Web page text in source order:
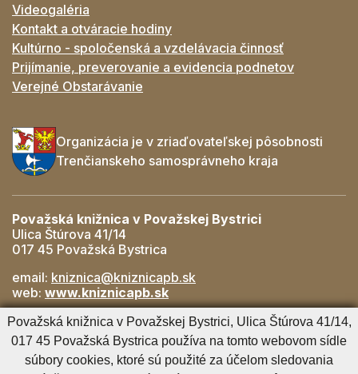
Videogaléria
Kontakt a otváracie hodiny
Kultúrno - spoločenská a vzdelávacia činnosť
Prijímanie, preverovanie a evidencia podnetov
Verejné Obstarávanie
Organizácia je v zriaďovateľskej pôsobnosti
Trenčianskeho samosprávneho kraja
Považská knižnica v Považskej Bystrici
Ulica Štúrova 41/14
017 45 Považská Bystrica
email: kniznica@kniznicapb.sk
web: www.kniznicapb.sk
Pobočky
Rozkvet- 042/432 56 59, rozkvet@kniznicapb.sk
SNP - 0901 918 843, snp@kniznicapb.sk
Považská knižnica v Považskej Bystrici, Ulica Štúrova 41/14,
017 45 Považská Bystrica používa na tomto webovom sídle
súbory cookies, ktoré sú použité za účelom sledovania